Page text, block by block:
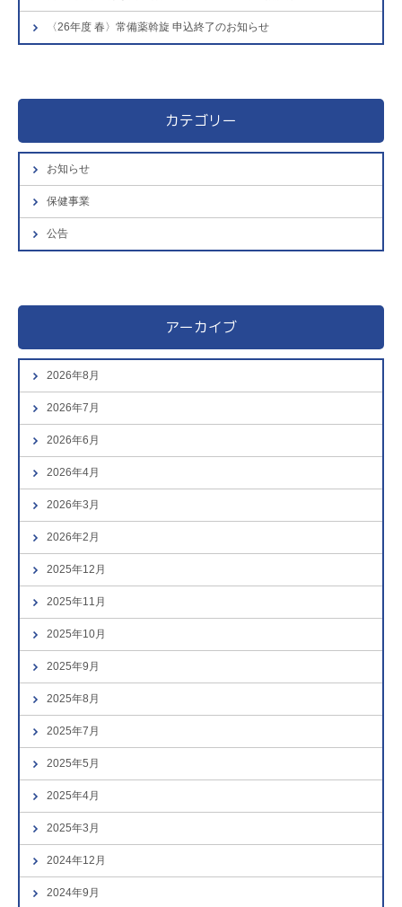
〈26年度 春〉常備薬斡旋 申込終了のお知らせ
カテゴリー
お知らせ
保健事業
公告
アーカイブ
2026年8月
2026年7月
2026年6月
2026年4月
2026年3月
2026年2月
2025年12月
2025年11月
2025年10月
2025年9月
2025年8月
2025年7月
2025年5月
2025年4月
2025年3月
2024年12月
2024年9月